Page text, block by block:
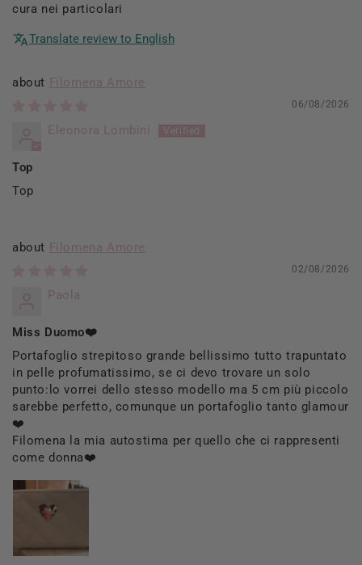
cura nei particolari
Translate review to English
Filomena Amore
06/08/2026
Eleonora Lombini
Top
Top
Filomena Amore
02/08/2026
Paola
Miss Duomo❤️
Portafoglio strepitoso grande bellissimo tutto trapuntato
in pelle profumatissimo, se ci devo trovare un solo
punto:lo vorrei dello stesso modello ma 5 cm più piccolo
sarebbe perfetto, comunque un portafoglio tanto glamour
❤️
Filomena la mia autostima per quello che ci rappresenti
come donna❤️